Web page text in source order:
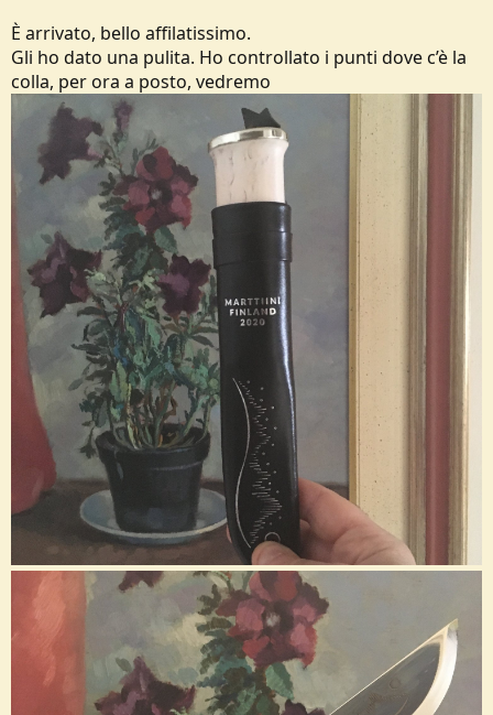
È arrivato, bello affilatissimo.
Gli ho dato una pulita. Ho controllato i punti dove c’è la
colla, per ora a posto, vedremo